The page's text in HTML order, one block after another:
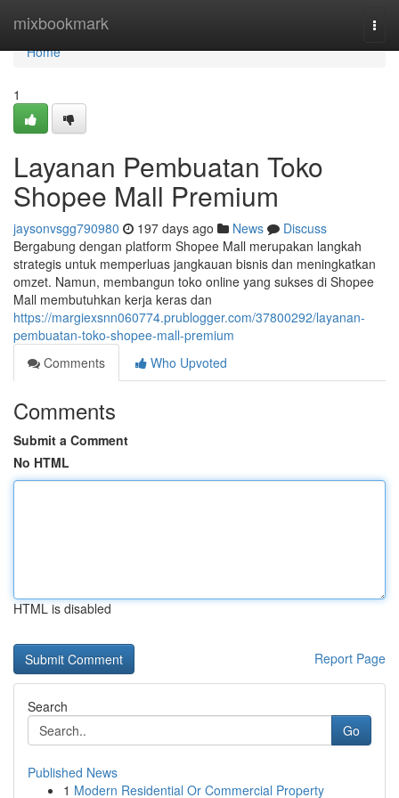
mixbookmark
Home
Home
1
Layanan Pembuatan Toko
Shopee Mall Premium
jaysonvsgg790980 197 days ago News
Discuss
Bergabung dengan platform Shopee Mall merupakan langkah
strategis untuk memperluas jangkauan bisnis dan meningkatkan
omzet. Namun, membangun toko online yang sukses di Shopee
Mall membutuhkan kerja keras dan
https://margiexsnn060774.prublogger.com/37800292/layanan-
pembuatan-toko-shopee-mall-premium
Comments
Who Upvoted
Comments
Submit a Comment
No HTML
HTML is disabled
Report Page
Search
Go
Published News
1 Modern Residential Or Commercial Property